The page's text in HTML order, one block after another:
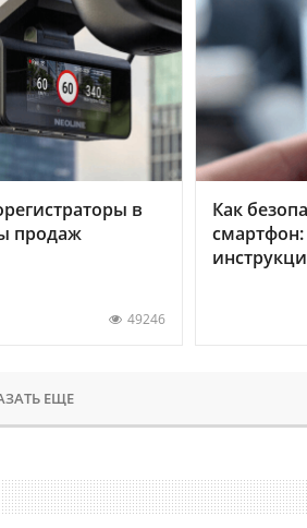
в
продаж
49246
Как
ЕЩЕ